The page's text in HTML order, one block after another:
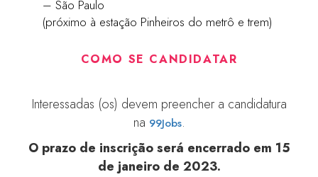
– São Paulo
(próximo à estação Pinheiros do metrô e trem)
COMO SE CANDIDATAR
Interessadas (os) devem preencher a candidatura
na 99Jobs.
O prazo de inscrição será encerrado em 15
de janeiro de 2023.